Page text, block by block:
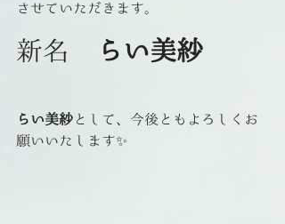
させていただきます。
新名 らい美紗
らい美紗 として、今後ともよろしくお
願いいたします✨